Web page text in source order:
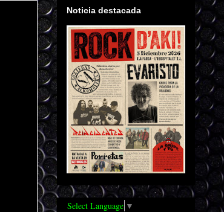
Noticia destacada
Select Language ▼